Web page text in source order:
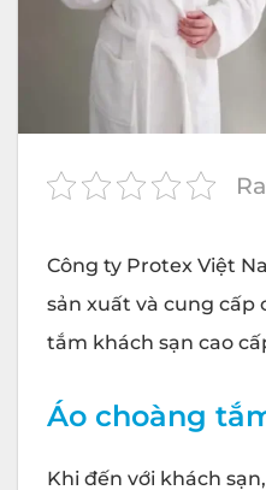
Công ty Protex Việt
sản xuất và cung cấp
tắm khách sạn cao
Áo choàng
Khi đến với khách